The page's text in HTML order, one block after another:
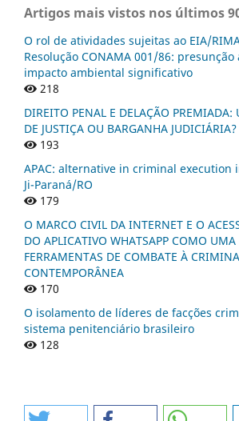
Artigos mais vistos nos últimos
O rol de atividades sujeitas ao EIA/
Resolução CONAMA 001/86:
impacto ambiental significativo
218
DIREITO PENAL E DELAÇÃO PREMIADA:
DE JUSTIÇA OU BARGANHA JUDICIÁRIA?
193
APAC: alternative in criminal execution
Ji-Paraná/RO
179
O MARCO CIVIL DA INTERNET E O
DO APLICATIVO WHATSAPP COMO UMA
FERRAMENTAS DE COMBATE À
CONTEMPORÂNEA
170
O isolamento de líderes de facções
sistema penitenciário brasileiro
128